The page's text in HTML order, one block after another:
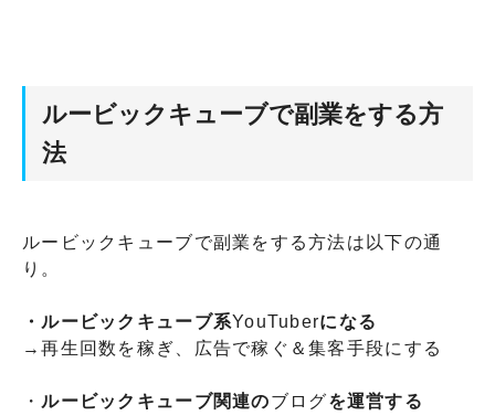
ルービックキューブで副業をする方
法
ルービックキューブで副業をする方法は以下の通
り。
・ルービックキューブ系YouTuberになる
→再生回数を稼ぎ、広告で稼ぐ＆集客手段にする
・ ルービックキューブ関連のブログを運営する